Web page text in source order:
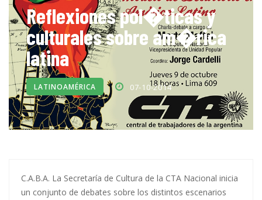
Reflexiones pol�ticas y
culturales sobre am�rica
latina
LATINOAMÉRICA 07-10-2014
C.A.B.A. La Secretaría de Cultura de la CTA Nacional inicia
un conjunto de debates sobre los distintos escenarios